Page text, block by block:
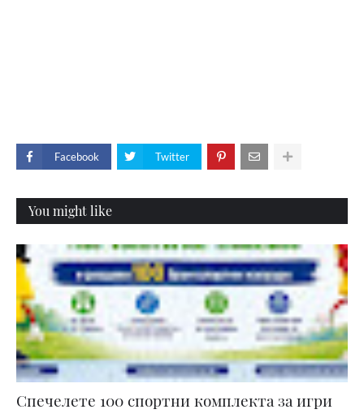
Facebook Twitter
You might like
Спечелете 100 спортни комплекта за игри